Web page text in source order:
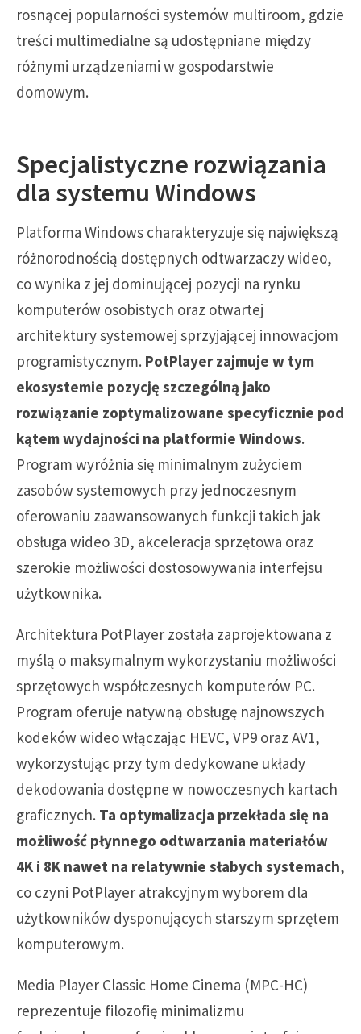
rosnącej popularności systemów multiroom, gdzie
treści multimedialne są udostępniane między
różnymi urządzeniami w gospodarstwie
domowym.
Specjalistyczne rozwiązania
dla systemu Windows
Platforma Windows charakteryzuje się największą
różnorodnością dostępnych odtwarzaczy wideo,
co wynika z jej dominującej pozycji na rynku
komputerów osobistych oraz otwartej
architektury systemowej sprzyjającej innowacjom
programistycznym. PotPlayer zajmuje w tym
ekosystemie pozycję szczególną jako
rozwiązanie zoptymalizowane specyficznie pod
kątem wydajności na platformie Windows.
Program wyróżnia się minimalnym zużyciem
zasobów systemowych przy jednoczesnym
oferowaniu zaawansowanych funkcji takich jak
obsługa wideo 3D, akceleracja sprzętowa oraz
szerokie możliwości dostosowywania interfejsu
użytkownika.
Architektura PotPlayer została zaprojektowana z
myślą o maksymalnym wykorzystaniu możliwości
sprzętowych współczesnych komputerów PC.
Program oferuje natywną obsługę najnowszych
kodeków wideo włączając HEVC, VP9 oraz AV1,
wykorzystując przy tym dedykowane układy
dekodowania dostępne w nowoczesnych kartach
graficznych. Ta optymalizacja przekłada się na
możliwość płynnego odtwarzania materiałów
4K i 8K nawet na relatywnie słabych systemach,
co czyni PotPlayer atrakcyjnym wyborem dla
użytkowników dysponujących starszym sprzętem
komputerowym.
Media Player Classic Home Cinema (MPC-HC)
reprezentuje filozofię minimalizmu